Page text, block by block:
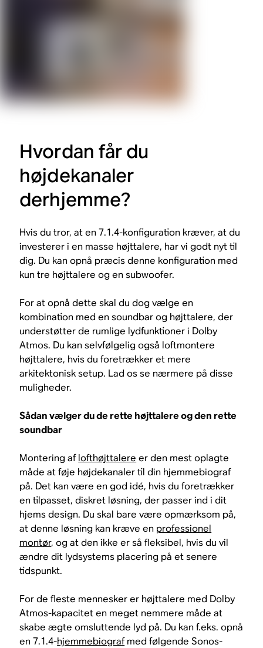
Hvordan får du
højdekanaler
derhjemme?
Hvis du tror, at en 7.1.4-konfiguration kræver, at du
investerer i en masse højttalere, har vi godt nyt til
dig. Du kan opnå præcis denne konfiguration med
kun tre højttalere og en subwoofer.
For at opnå dette skal du dog vælge en
kombination med en soundbar og højttalere, der
understøtter de rumlige lydfunktioner i Dolby
Atmos. Du kan selvfølgelig også loftmontere
højttalere, hvis du foretrækker et mere
arkitektonisk setup. Lad os se nærmere på disse
muligheder.
Sådan vælger du de rette højttalere og den rette
soundbar
Montering aflofthøjttalere er den mest oplagte
måde at føje højdekanaler til din hjemmebiograf
på. Det kan være en god idé, hvis du foretrækker
en tilpasset, diskret løsning, der passer ind i dit
hjems design. Du skal bare være opmærksom på,
at denne løsning kan kræve en professionel
montør, og at den ikke er så fleksibel, hvis du vil
ændre dit lydsystems placering på et senere
tidspunkt.
For de fleste mennesker er højttalere med Dolby
Atmos-kapacitet en meget nemmere måde at
skabe ægte omsluttende lyd på. Du kan f.eks. opnå
en 7.1.4-hjemmebiografmed følgende Sonos-